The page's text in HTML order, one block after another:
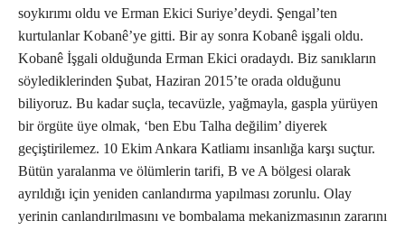
soykırımı oldu ve Erman Ekici Suriye’deydi. Şengal’ten
kurtulanlar Kobanê’ye gitti. Bir ay sonra Kobanê işgali oldu.
Kobanê İşgali olduğunda Erman Ekici oradaydı. Biz sanıkların
söylediklerinden Şubat, Haziran 2015’te orada olduğunu
biliyoruz. Bu kadar suçla, tecavüzle, yağmayla, gaspla yürüyen
bir örgüte üye olmak, ‘ben Ebu Talha değilim’ diyerek
geçiştirilemez. 10 Ekim Ankara Katliamı insanlığa karşı suçtur.
Bütün yaralanma ve ölümlerin tarifi, B ve A bölgesi olarak
ayrıldığı için yeniden canlandırma yapılması zorunlu. Olay
yerinin canlandırılmasını ve bombalama mekanizmasının zararını